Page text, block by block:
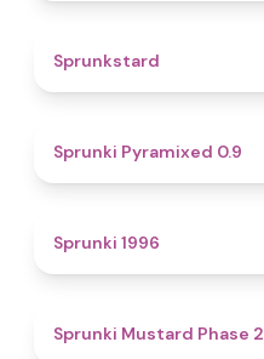
Sprunkstard
Sprunki Pyramixed 0.9
Sprunki 1996
Sprunki Mustard Phase 2